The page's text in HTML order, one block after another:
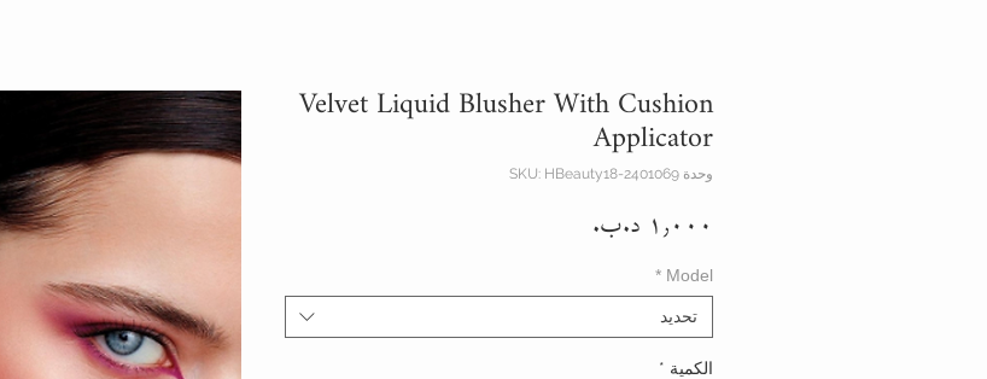
Velvet Liquid Blusher With Cushion
Applicator
وحدة SKU: HBeauty18-2401069
Model
*
تحديد
الكمية *